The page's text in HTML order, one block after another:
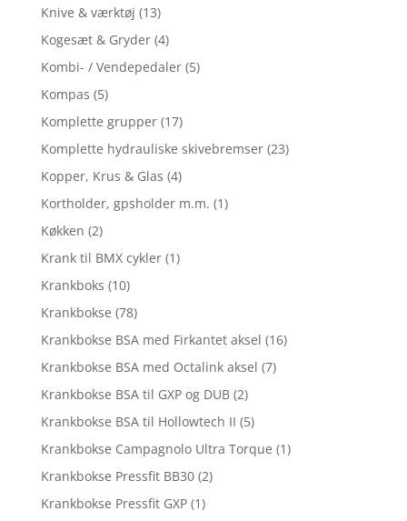
Knive & værktøj (13)
Kogesæt & Gryder (4)
Kombi- / Vendepedaler (5)
Kompas (5)
Komplette grupper (17)
Komplette hydrauliske skivebremser (23)
Kopper, Krus & Glas (4)
Kortholder, gpsholder m.m. (1)
Køkken (2)
Krank til BMX cykler (1)
Krankboks (10)
Krankbokse (78)
Krankbokse BSA med Firkantet aksel (16)
Krankbokse BSA med Octalink aksel (7)
Krankbokse BSA til GXP og DUB (2)
Krankbokse BSA til Hollowtech II (5)
Krankbokse Campagnolo Ultra Torque (1)
Krankbokse Pressfit BB30 (2)
Krankbokse Pressfit GXP (1)